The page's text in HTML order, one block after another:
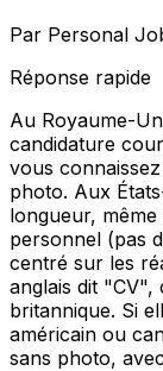
Par Personal
Réponse rapide
Au Royaume-
candidature
vous
photo. Aux
longueur,
personnel (pas
centré sur les
anglais dit
britannique. Si
américain ou
sans photo,